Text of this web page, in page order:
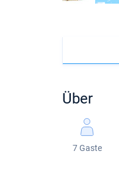
Über
7 Gaste